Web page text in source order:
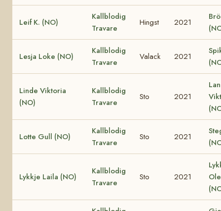
Leif K. (NO)
Kallblodig
Travare
Hingst 2021
Lesja Loke (NO)
Kallblodig
Travare
Valack 2021
Linde Viktoria
(NO)
Kallblodig
Travare
Sto 2021
Lotte Gull (NO)
Kallblodig
Travare
Sto 2021
Lykkje Laila (NO)
Kallblodig
Travare
Sto 2021